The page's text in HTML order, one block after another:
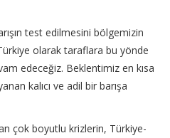
test edilmesini bölgemizin
olarak taraflara bu yönde
edeceğiz. Beklentimiz en kısa
kalıcı ve adil bir barışa
çok boyutlu krizlerin, Türkiye-